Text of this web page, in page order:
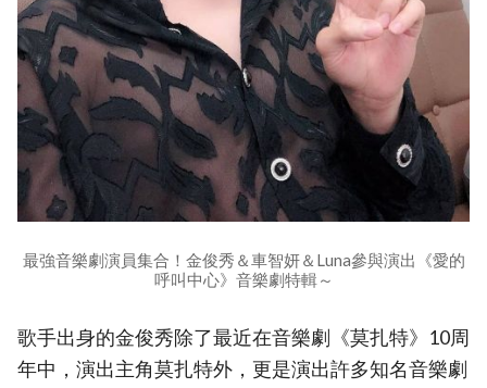
最強音樂劇演員集合！金俊秀＆車智妍＆Luna參與演出《愛的
呼叫中心》音樂劇特輯～
歌手出身的金俊秀除了最近在音樂劇《莫扎特》10周
年中，演出主角莫扎特外，更是演出許多知名音樂劇